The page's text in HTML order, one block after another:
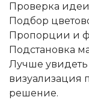
Проверка
Подбор
Пропорции и
Подстановка
Лучше увидеть
визуализация
решение.